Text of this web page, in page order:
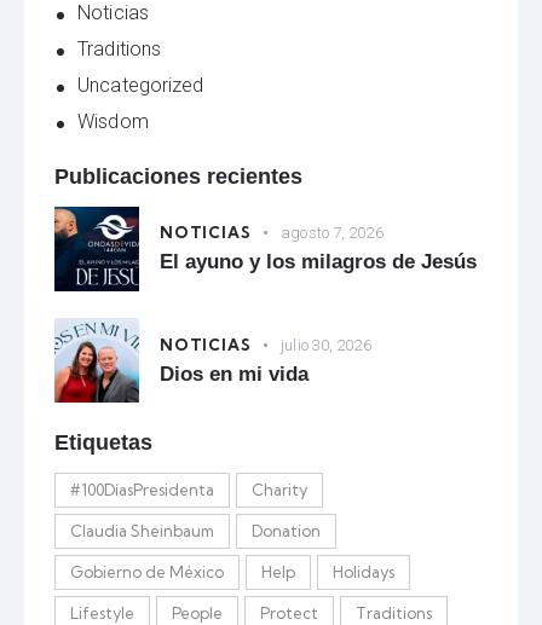
Noticias
Traditions
Uncategorized
Wisdom
Publicaciones recientes
NOTICIAS agosto 7, 2026
El ayuno y los milagros de Jesús
NOTICIAS julio 30, 2026
Dios en mi vida
Etiquetas
#100DíasPresidenta Charity
Claudia Sheinbaum Donation
Gobierno de México Help Holidays
Lifestyle People Protect Traditions